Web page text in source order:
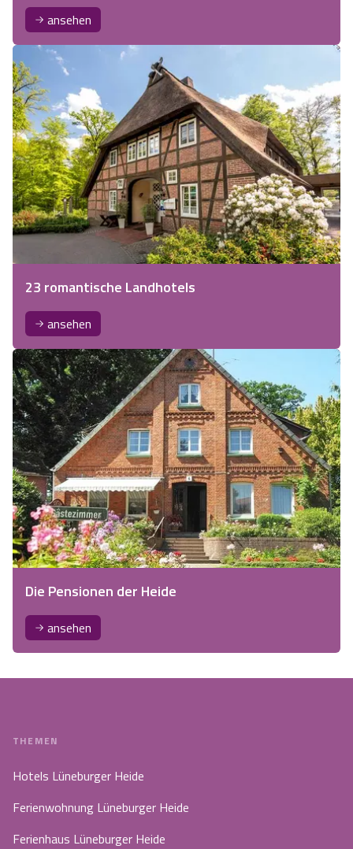
ansehen
23 romantische Landhotels
ansehen
Die Pensionen der Heide
ansehen
THEMEN
Hotels Lüneburger Heide
Ferienwohnung Lüneburger Heide
Ferienhaus Lüneburger Heide